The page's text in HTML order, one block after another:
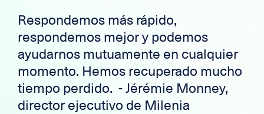
Respondemos más rápido,
respondemos mejor y podemos
ayudarnos mutuamente en cualquier
momento. Hemos recuperado mucho
tiempo perdido. - Jérémie Monney,
director ejecutivo de Milenia